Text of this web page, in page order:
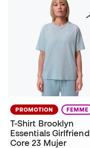
PROMOTION FEMME
T-Shirt Brooklyn
Essentials Girlfriend
Core 23 Mujer